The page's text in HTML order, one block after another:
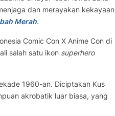
dan merayakan kekayaan
Merah.
Comic Con X Anime Con di
salah satu ikon superhero
1960-an. Diciptakan Kus
akrobatik luar biasa, yang